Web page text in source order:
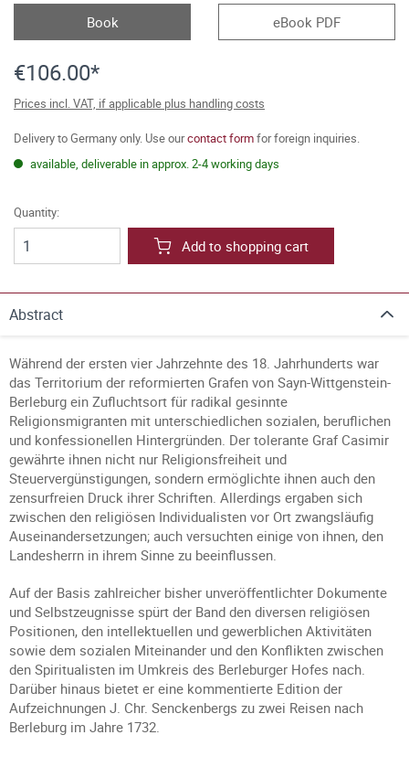
Book eBook PDF
€106.00*
Prices incl. VAT, if applicable plus handling costs
Delivery to Germany only. Use ourcontact formfor foreign inquiries.
available, deliverable in approx. 2-4 working days
Quantity:
Add to shopping cart
Abstract
Während der ersten vier Jahrzehnte des 18. Jahrhunderts war
das Territorium der reformierten Grafen von Sayn-Wittgenstein-
Berleburg ein Zufluchtsort für radikal gesinnte
Religionsmigranten mit unterschiedlichen sozialen, beruflichen
und konfessionellen Hintergründen. Der tolerante Graf Casimir
gewährte ihnen nicht nur Religionsfreiheit und
Steuervergünstigungen, sondern ermöglichte ihnen auch den
zensurfreien Druck ihrer Schriften. Allerdings ergaben sich
zwischen den religiösen Individualisten vor Ort zwangsläufig
Auseinandersetzungen; auch versuchten einige von ihnen, den
Landesherrn in ihrem Sinne zu beeinflussen.
Auf der Basis zahlreicher bisher unveröffentlichter Dokumente
und Selbstzeugnisse spürt der Band den diversen religiösen
Positionen, den intellektuellen und gewerblichen Aktivitäten
sowie dem sozialen Miteinander und den Konflikten zwischen
den Spiritualisten im Umkreis des Berleburger Hofes nach.
Darüber hinaus bietet er eine kommentierte Edition der
Aufzeichnungen J. Chr. Senckenbergs zu zwei Reisen nach
Berleburg im Jahre 1732.